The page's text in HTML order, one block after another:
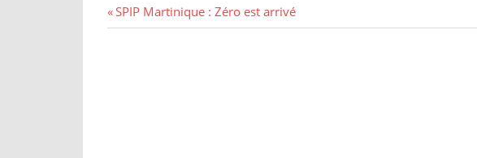
SPIP Martinique : Zéro est arrivé